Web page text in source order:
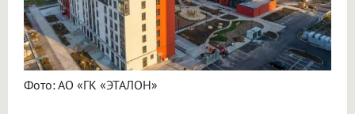
Фото: АО «ГК «ЭТАЛОН»